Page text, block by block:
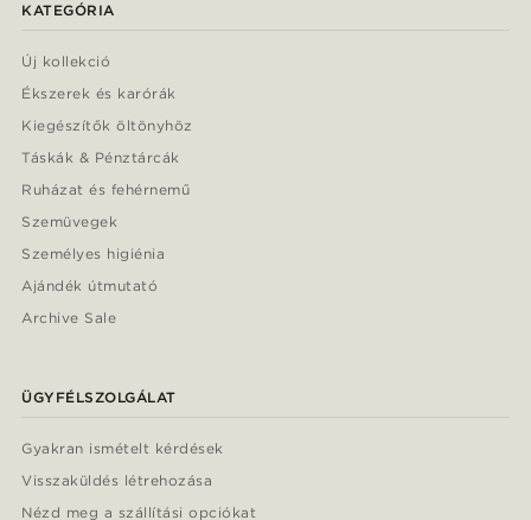
KATEGÓRIA
Új kollekció
Ékszerek és karórák
Kiegészítők öltönyhöz
Táskák & Pénztárcák
Ruházat és fehérnemű
Szemüvegek
Személyes higiénia
Ajándék útmutató
Archive Sale
ÜGYFÉLSZOLGÁLAT
Gyakran ismételt kérdések
Visszaküldés létrehozása
Nézd meg a szállítási opciókat